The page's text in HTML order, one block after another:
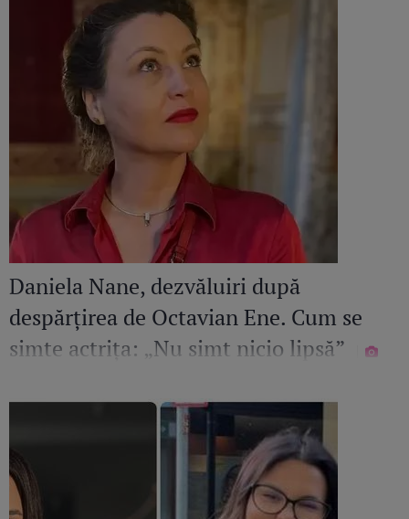
Daniela Nane, dezvăluiri după
despărțirea de Octavian Ene. Cum se
simte actrița: „Nu simt nicio lipsă”